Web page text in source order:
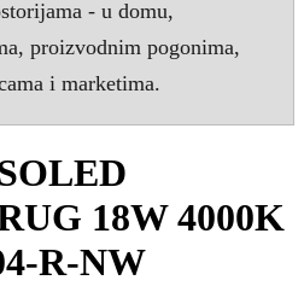
- u domu,
proizvodnim pogonima,
i marketima.
18W 4000K
R-NW